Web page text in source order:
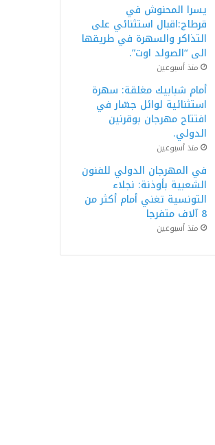
يسرا المحنوش في
قرطاج:اقبال استثنائي على
التذاكر والسهرة في طريقها
الى “الصولد اوت”.
منذ أسبوعين
أمام شبابيك مغلقة: سهرة
استثنائية لوائل جسّار في
افتتاح مهرجان بوقرنين
الدولي.
منذ أسبوعين
في المهرجان الدولي للفنون
الشعبية بأوذنة: نجلاء
التونسية تغني أمام أكثر من
8 آلاف متفرجا
منذ أسبوعين